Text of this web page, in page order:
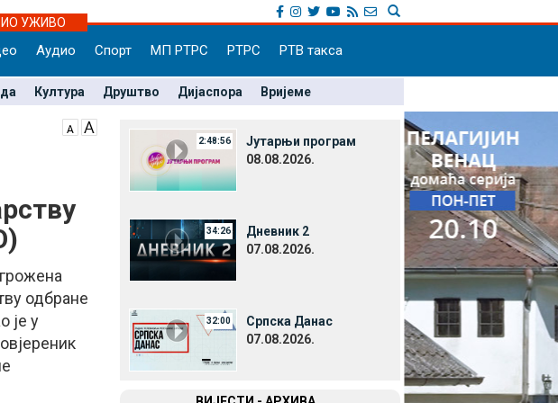
УЖИВО
Аудио Спорт МП РТРС РТРС РТВ такса
Култура Друштво Дијаспора Вријеме
одбране
је у
2:48:56
Јутарњи програм
08.08.2026.
34:26
Дневник 2
07.08.2026.
32:00
Српска Данас
07.08.2026.